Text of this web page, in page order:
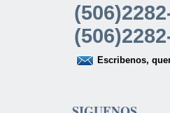
Escribenos,